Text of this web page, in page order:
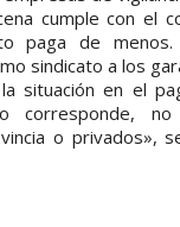
cumple con el
paga de
sindicato a los
situación en el
corresponde,
o privados»,